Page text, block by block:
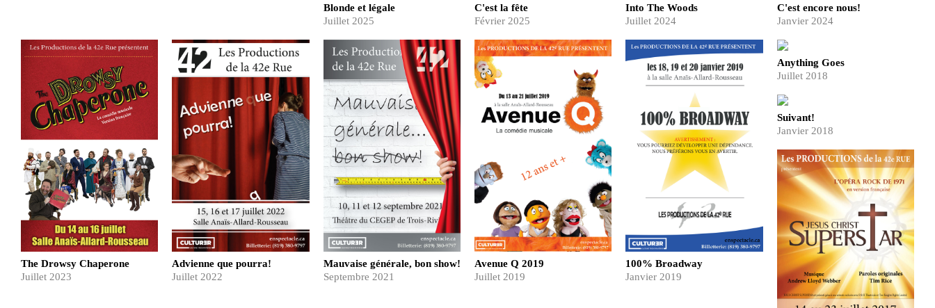
Blonde et légale
Juillet 2025
C'est la fête
Février 2025
Into The Woods
Juillet 2024
C'est encore nous!
Janvier 2024
The Drowsy Chaperone
Juillet 2023
Advienne que pourra!
Juillet 2022
Mauvaise générale, bon show!
Septembre 2021
Avenue Q 2019
Juillet 2019
100% Broadway
Janvier 2019
Anything Goes
Juillet 2018
Suivant!
Janvier 2018